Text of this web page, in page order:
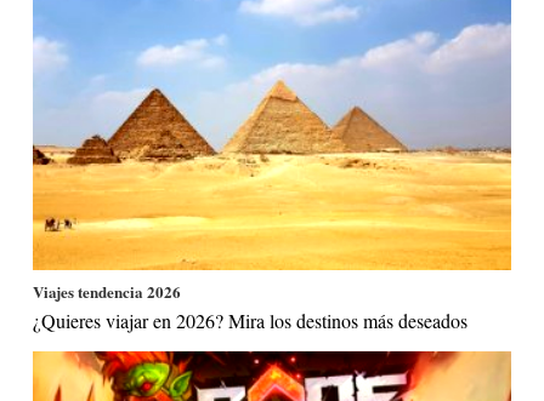
Viajes tendencia 2026
¿Quieres viajar en 2026? Mira los destinos más deseados